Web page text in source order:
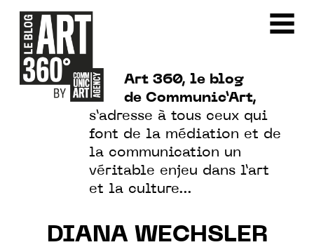
Art 360, le blog
de Communic’Art,
s’adresse à tous ceux qui
font de la médiation et de
la communication un
véritable enjeu dans l’art
et la culture…
DIANA WECHSLER